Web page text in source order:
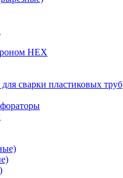
HEX
сварки пластиковых труб